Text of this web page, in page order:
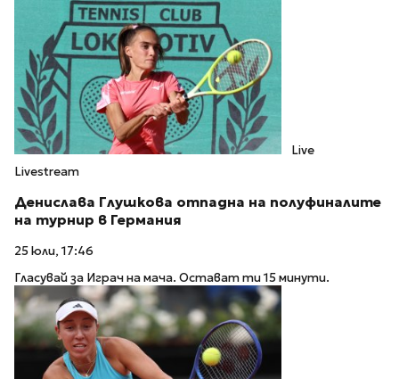
Live
Livestream
Денислава Глушкова отпадна на полуфиналите
на турнир в Германия
25 юли, 17:46
Гласувай за Играч на мача. Остават ти 15 минути.